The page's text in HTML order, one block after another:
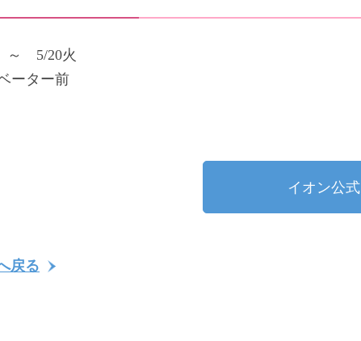
～ 5/20火
ーター前
イオン公式
戻る